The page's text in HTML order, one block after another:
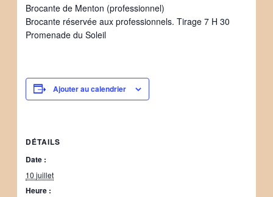
Brocante de Menton (professionnel)
Brocante réservée aux professionnels. Tirage 7 H 30
Promenade du Soleil
Ajouter au calendrier
DÉTAILS
Date :
10 juillet
Heure :